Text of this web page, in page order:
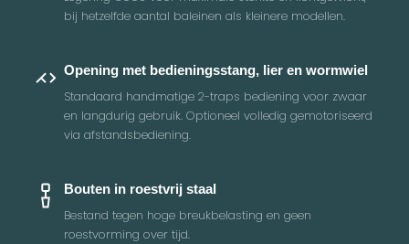
bij hetzelfde aantal baleinen als kleinere modellen.
Opening met bedieningsstang, lier en wormwiel
Standaard handmatige 2-traps bediening voor zwaar
en langdurig gebruik. Optioneel volledig gemotoriseerd
via afstandsbediening.
Bouten in roestvrij staal
Bestand tegen hoge breukbelasting en geen
roestvorming over tijd.